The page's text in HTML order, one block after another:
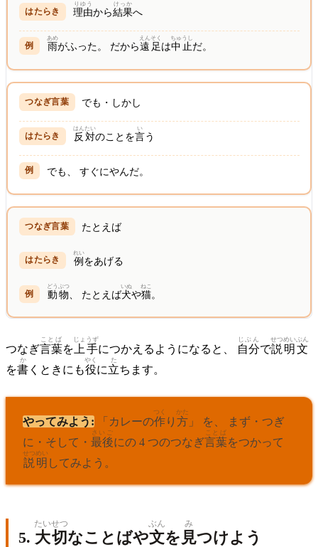
理由
りゆう
から結果
けっか
へ
雨
あめ
がふった。 だから遠足
えんそく
は中止
ちゅうし
だ。
でも・しかし
反対
はんたい
のことを言
い
う
でも、 すぐにやんだ。
たとえば
例
れい
をあげる
動物
どうぶつ
、 たとえば犬
いぬ
や猫
ねこ
。
つなぎ言葉
ことば
を 上手
じょうず
につかえるようになると、 自分
じぶん
で説明
せつめい
文
ぶん
を書
か
くときにも役
やく
に立
た
ちます。
やってみよう: 「カレーの作
つく
り 方
かた
」 を、 まず・つぎ
に・そして・ 最後
さいご
にの 4 つのつなぎ言葉
ことば
をつかって
説明
せつめい
してみよう。
5. 大切
たいせつ
なことばや文
ぶん
を 見
み
つけよう